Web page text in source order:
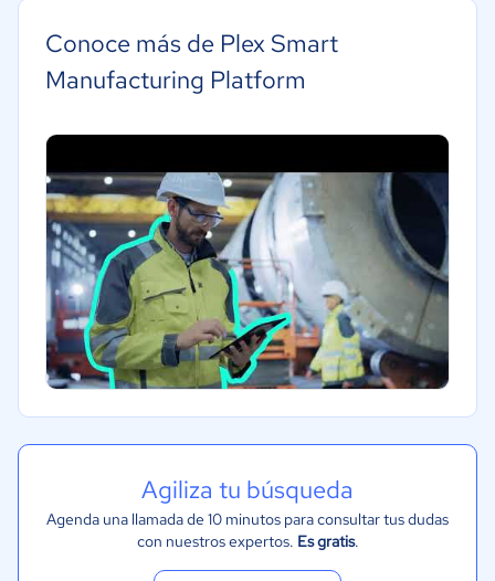
Conoce más de Plex Smart
Manufacturing Platform
Agiliza tu búsqueda
Agenda una llamada de 10 minutos para consultar tus dudas
con nuestros expertos. Es gratis.